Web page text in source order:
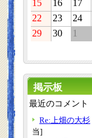
15
16 17
22
23 24
29
30 1
掲示板
最近のコメント
Re:上畑の大杉
当]